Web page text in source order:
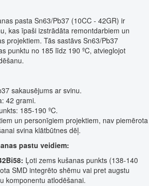
pasta Sn63/Pb37 (10CC - 42GR) ir
kas īpaši izstrādāta remontdarbiem un
projektiem. Tās sastāvs Sn63/Pb37
punktu no 185 līdz 190 ºC, atvieglojot
sakausējums ar svinu.
42 grami.
185-190 ºC.
un personīgiem projektiem, nav piemērota
svina klātbūtnes dēļ.
pastu veidiem:
Ļoti zems kušanas punkts (138-140
SMD integrēto shēmu vai pret augstu
komponentu atlodēšanai.